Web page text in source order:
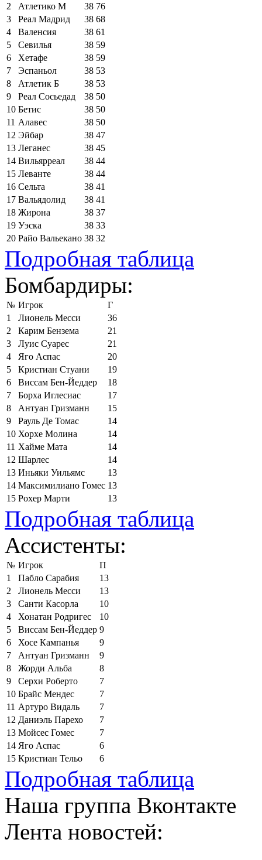
2
Атлетико М 38 76
3
Реал Мадрид 38 68
4
Валенсия 38 61
5
Севилья 38 59
6
Хетафе 38 59
7
Эспаньол 38 53
8
Атлетик Б 38 53
9
Реал Сосьедад 38 50
10 Бетис 38 50
11 Алавес 38 50
12 Эйбар 38 47
13 Леганес 38 45
14 Вильярреал 38 44
15 Леванте 38 44
16 Сельта 38 41
17 Вальядолид 38 41
18 Жирона 38 37
19 Уэска 38 33
20 Райо Вальекано 38 32
Подробная таблица
Бомбардиры:
№ Игрок
Г
1
Лионель Месси
36
2
Карим Бензема
21
3
Луис Суарес
21
4
Яго Аспас
20
5
Кристиан Стуани
19
6
Виссам Бен-Йеддер
18
7
Борха Иглесиас
17
8
Антуан Гризманн
15
9
Рауль Де Томас
14
10 Хорхе Молина
14
11 Хайме Мата
14
12 Шарлес
14
13 Иньяки Уильямс
13
14 Максимилиано Гомес 13
15 Рохер Марти 13
Подробная таблица
Ассистенты:
№ Игрок
П
1
Пабло Сарабия
13
2
Лионель Месси
13
3
Санти Касорла
10
4
Хонатан Родригес
10
5
Виссам Бен-Йеддер 9
6
Хосе Кампанья
9
7
Антуан Гризманн
9
8
Жорди Альба
8
9
Серхи Роберто
7
10 Брайс Мендес
7
11 Артуро Видаль
7
12 Даниэль Парехо
7
13 Мойсес Гомес
7
14 Яго Аспас
6
15 Кристиан Тельо 6
Подробная таблица
Наша группа Вконтакте
Лента новостей: